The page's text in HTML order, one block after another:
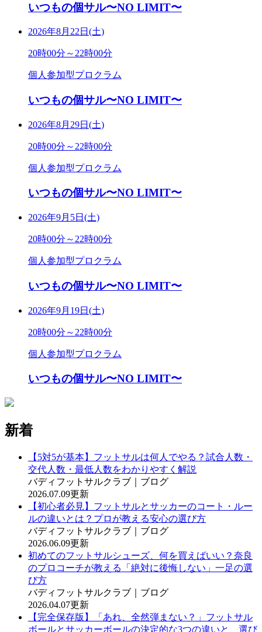
いつもの個サル〜NO LIMIT〜
2026年8月22日(土)
20時00分～22時00分
個人参加型プロクラム
いつもの個サル〜NO LIMIT〜
2026年8月29日(土)
20時00分～22時00分
個人参加型プロクラム
いつもの個サル〜NO LIMIT〜
2026年9月5日(土)
20時00分～22時00分
個人参加型プロクラム
いつもの個サル〜NO LIMIT〜
2026年9月19日(土)
20時00分～22時00分
個人参加型プロクラム
いつもの個サル〜NO LIMIT〜
新着
【5対5が基本】フットサルは何人でやる？試合人数・
交代人数・最低人数をわかりやすく解説
バディフットサルクラブ｜ブログ
2026.07.09更新
【初心者必見】フットサルとサッカーのコート・ルー
ルの違いとは？プロが教える安心の選び方
バディフットサルクラブ｜ブログ
2026.06.09更新
初めてのフットサルシューズ、何を買えばいい？奈良
のプロコーチが教える「絶対に後悔しない」一足の選
び方
バディフットサルクラブ｜ブログ
2026.04.07更新
【完全保存版】「あれ、全然弾まない？」フットサル
ボールとサッカーボールの決定的な3つの違いと、選び